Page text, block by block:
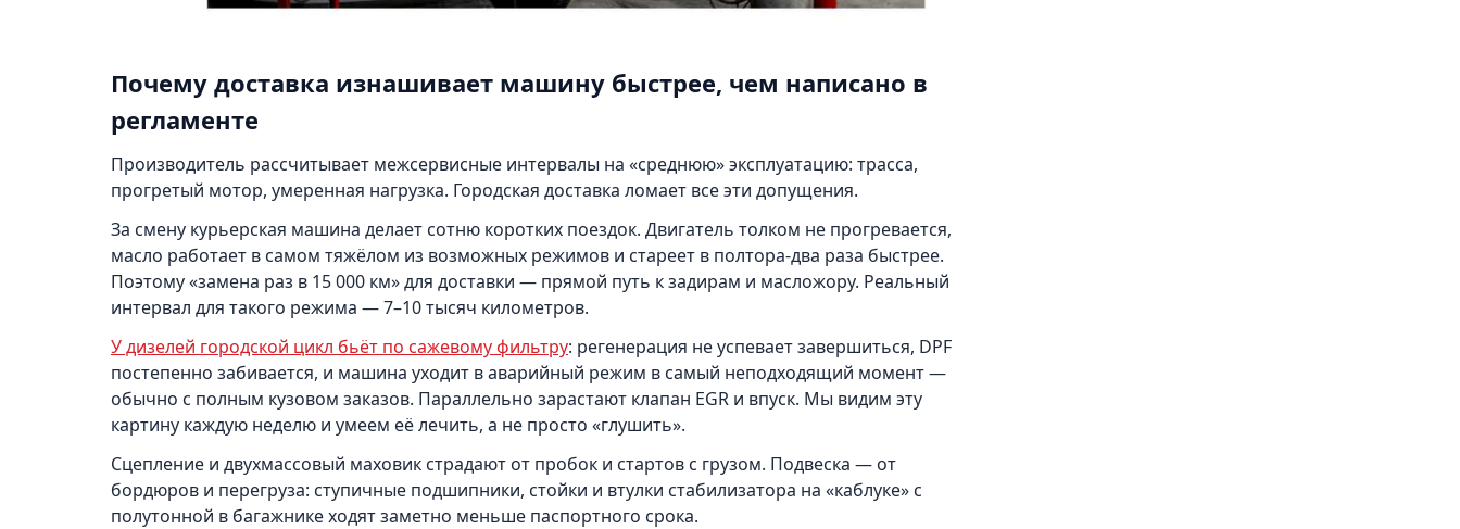
Почему доставка изнашивает машину быстрее, чем написано в
регламенте
Производитель рассчитывает межсервисные интервалы на «среднюю» эксплуатацию: трасса,
прогретый мотор, умеренная нагрузка. Городская доставка ломает все эти допущения.
За смену курьерская машина делает сотню коротких поездок. Двигатель толком не прогревается,
масло работает в самом тяжёлом из возможных режимов и стареет в полтора-два раза быстрее.
Поэтому «замена раз в 15 000 км» для доставки — прямой путь к задирам и масложору. Реальный
интервал для такого режима — 7–10 тысяч километров.
У дизелей городской цикл бьёт по сажевому фильтру: регенерация не успевает завершиться, DPF
постепенно забивается, и машина уходит в аварийный режим в самый неподходящий момент —
обычно с полным кузовом заказов. Параллельно зарастают клапан EGR и впуск. Мы видим эту
картину каждую неделю и умеем её лечить, а не просто «глушить».
Сцепление и двухмассовый маховик страдают от пробок и стартов с грузом. Подвеска — от
бордюров и перегруза: ступичные подшипники, стойки и втулки стабилизатора на «каблуке» с
полутонной в багажнике ходят заметно меньше паспортного срока.